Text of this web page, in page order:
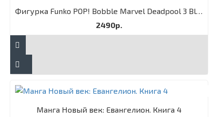
Фигурка Funko POP! Bobble Marvel Deadpool 3 Blade
2490р.
Манга Новый век: Евангелион. Книга 4